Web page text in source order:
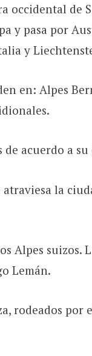
occidental de
y pasa por
y
en: Alpes
de acuerdo a
la
Alpes suizos.
Lemán.
rodeados por